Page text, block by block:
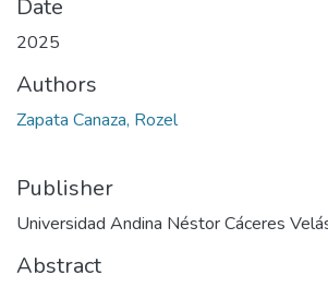
Date
2025
Authors
Zapata Canaza, Rozel
Publisher
Universidad Andina Néstor Cáceres
Abstract